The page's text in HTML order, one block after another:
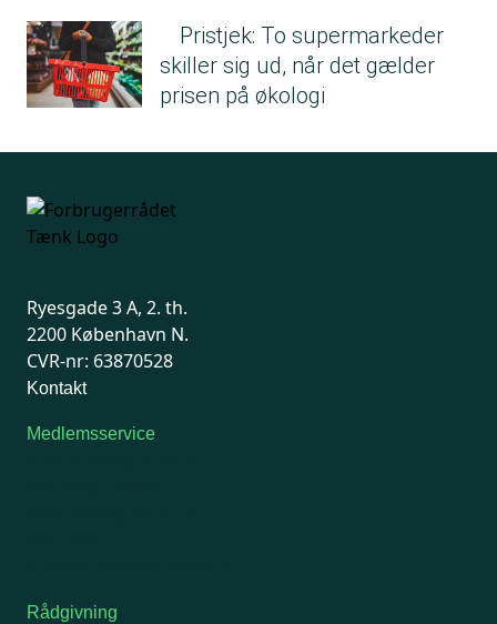
Pristjek: To supermarkeder
skiller sig ud, når det gælder
prisen på økologi
Ryesgade 3 A, 2. th.
2200 København N.
CVR-nr: 63870528
Kontakt
Medlemsservice
Rådgivning